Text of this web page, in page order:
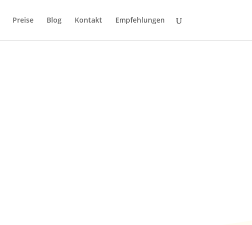
Preise Blog Kontakt Empfehlungen